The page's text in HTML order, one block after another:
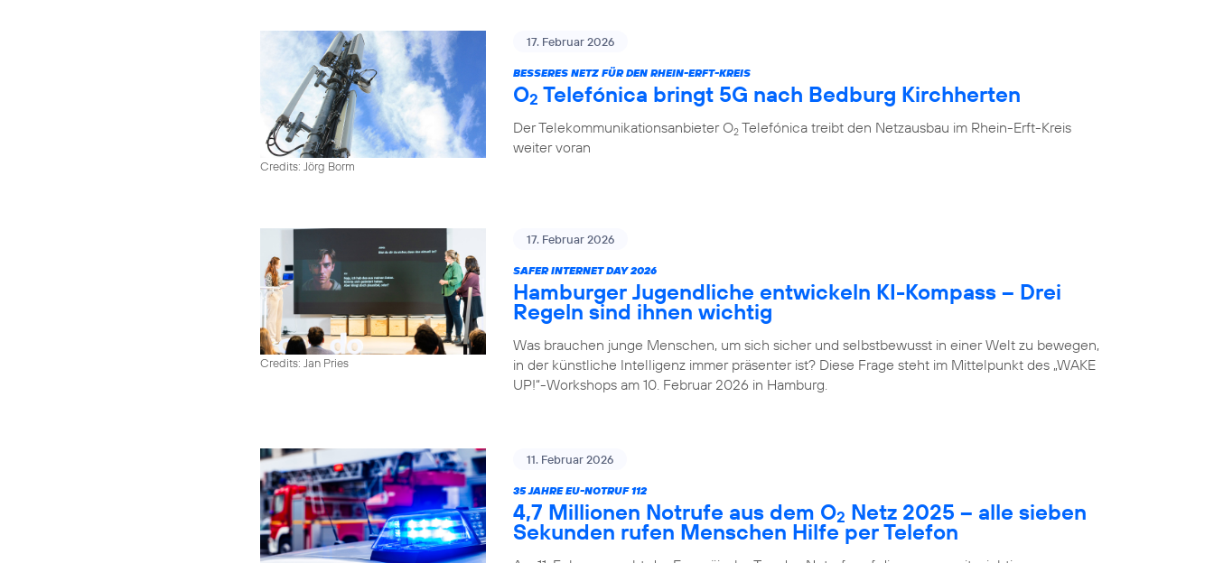
Credits: Jörg Borm
17. Februar 2026
BESSERES NETZ FÜR DEN RHEIN-ERFT-KREIS
O2 Telefónica bringt 5G nach Bedburg Kirchherten
Der Telekommunikationsanbieter O2 Telefónica treibt den Netzausbau im Rhein-Erft-Kreis
weiter voran
Credits: Jan Pries
17. Februar 2026
SAFER INTERNET DAY 2026
Hamburger Jugendliche entwickeln KI-Kompass – Drei
Regeln sind ihnen wichtig
Was brauchen junge Menschen, um sich sicher und selbstbewusst in einer Welt zu bewegen,
in der künstliche Intelligenz immer präsenter ist? Diese Frage steht im Mittelpunkt des „WAKE
UP!“-Workshops am 10. Februar 2026 in Hamburg.
11. Februar 2026
35 JAHRE EU-NOTRUF 112
4,7 Millionen Notrufe aus dem O2 Netz 2025 – alle sieben
Sekunden rufen Menschen Hilfe per Telefon